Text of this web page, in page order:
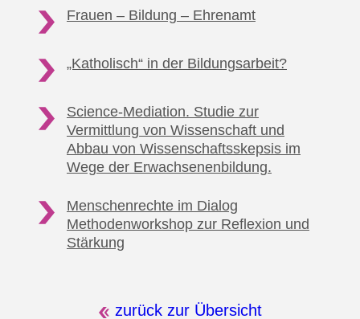
Frauen – Bildung – Ehrenamt
„Katholisch“ in der Bildungsarbeit?
Science-Mediation. Studie zur
Vermittlung von Wissenschaft und
Abbau von Wissenschaftsskepsis im
Wege der Erwachsenenbildung.
Menschenrechte im Dialog
Methodenworkshop zur Reflexion und
Stärkung
zurück zur Übersicht